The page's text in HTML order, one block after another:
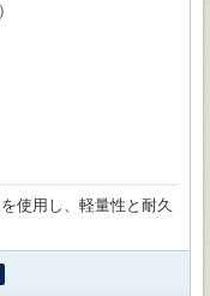
使用し、軽量性と耐久